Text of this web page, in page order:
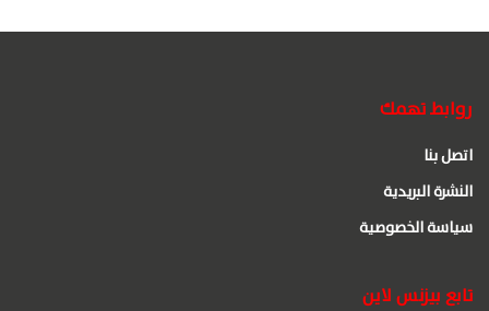
روابط تهمك
اتصل بنا
النشرة البريدية
سياسة الخصوصية
تابع بيزنس لاين